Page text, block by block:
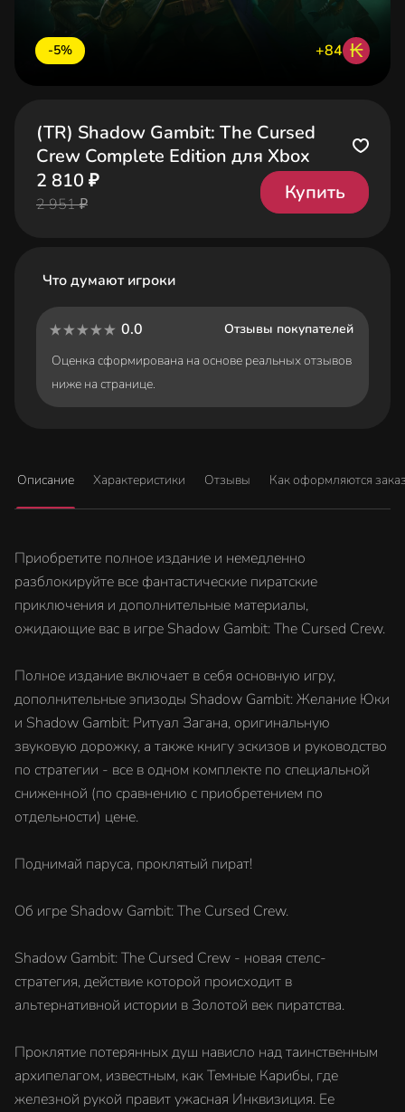
-5% +84 ₭
(TR) Shadow Gambit: The Cursed
Crew Complete Edition для Xbox
2 810 ₽
2 951 ₽
Купить
Что думают игроки
0.0
Отзывы покупателей
Оценка сформирована на основе реальных отзывов
ниже на странице.
Описание Характеристики Отзывы Как оформляются
Приобретите полное издание и немедленно
разблокируйте все фантастические пиратские
приключения и дополнительные материалы,
ожидающие вас в игре Shadow Gambit: The Cursed Crew.
Полное издание включает в себя основную игру,
дополнительные эпизоды Shadow Gambit: Желание Юки
и Shadow Gambit: Ритуал Загана, оригинальную
звуковую дорожку, а также книгу эскизов и руководство
по стратегии - все в одном комплекте по специальной
сниженной (по сравнению с приобретением по
отдельности) цене.
Поднимай паруса, проклятый пират!
Об игре Shadow Gambit: The Cursed Crew.
Shadow Gambit: The Cursed Crew - новая стелс-
стратегия, действие которой происходит в
альтернативной истории в Золотой век пиратства.
Проклятие потерянных душ нависло над таинственным
архипелагом, известным, как Темные Карибы, где
железной рукой правит ужасная Инквизиция. Ее